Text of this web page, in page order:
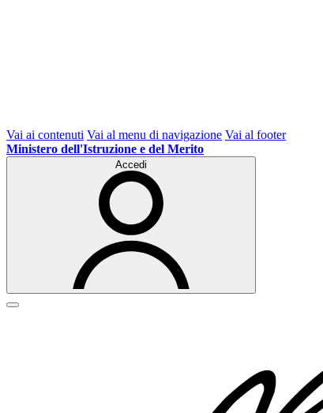
Vai ai contenuti Vai al menu di navigazione Vai al footer
Ministero dell'Istruzione e del Merito
Accedi